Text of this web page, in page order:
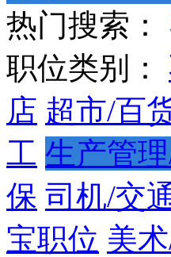
热门搜索：
职位类别：
店 超市/百
工 生产管
保 司机/交
宝职位 美